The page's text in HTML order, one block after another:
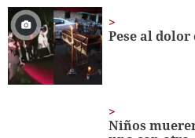
Pese al
Niños